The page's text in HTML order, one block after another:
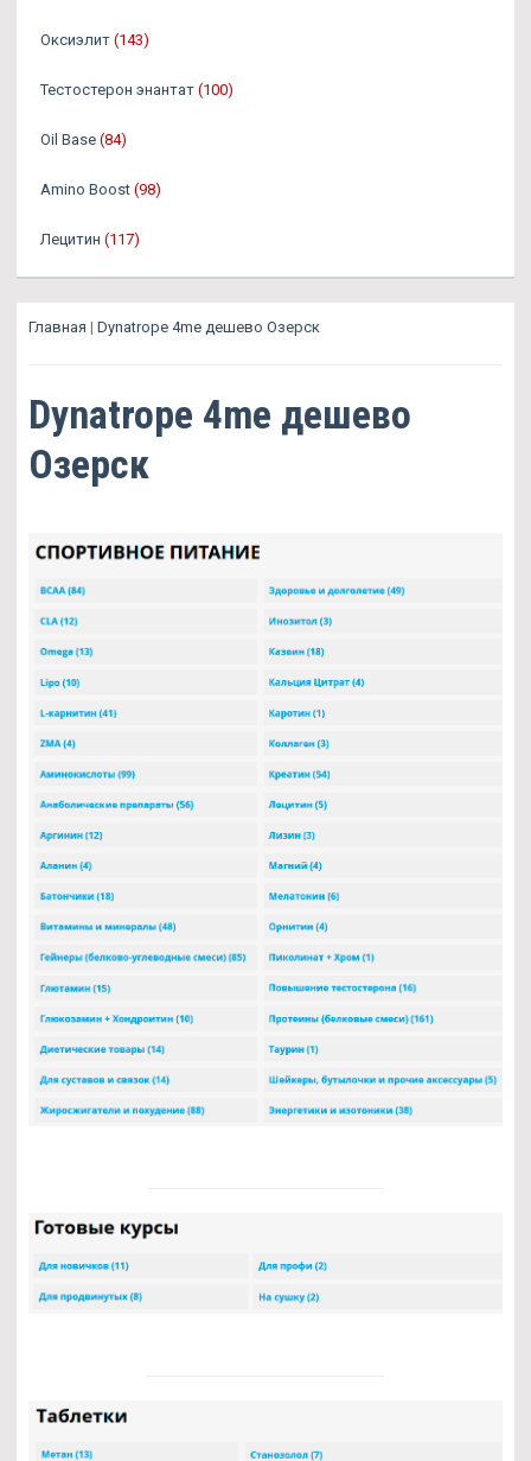
Оксиэлит (143)
Тестостерон энантат (100)
Oil Base (84)
Amino Boost (98)
Лецитин (117)
Главная | Dynatrope 4me дешево Озерск
Dynatrope 4me дешево
Озерск